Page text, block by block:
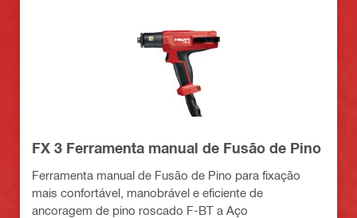
FX 3 Ferramenta manual de Fusão de Pino
Ferramenta manual de Fusão de Pino para fixação
mais confortável, manobrável e eficiente de
ancoragem de pino roscado F-BT a Aço